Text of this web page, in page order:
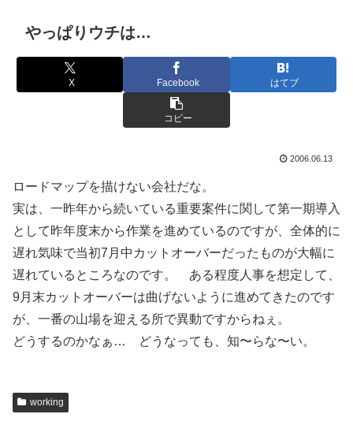
やっぱりウチは…
X Facebook はてブ
コピー
2006.06.13
ロードマップを描けない会社だな。
実は、一昨年から続いている重要案件に関して第一期導入
として昨年度末から作業を進めているのですが、全体的に
遅れ気味で当初7月中カットオーバーだったものが大幅に
遅れているところなのです。 ある程度人事を想定して、
9月末カットオーバーは曲げないように進めてきたのです
が、一番の山場を迎える所で異動ですからねぇ。
どうするのかなぁ… どうなっても、知〜らな〜い。
working